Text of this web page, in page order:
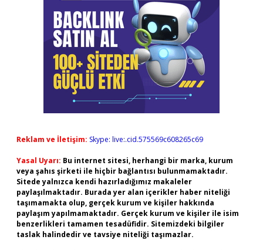
Reklam ve İletişim: Skype: live:.cid.575569c608265c69
Yasal Uyarı: Bu internet sitesi, herhangi bir marka, kurum
veya şahıs şirketi ile hiçbir bağlantısı bulunmamaktadır.
Sitede yalnızca kendi hazırladığımız makaleler
paylaşılmaktadır. Burada yer alan içerikler haber niteliği
taşımamakta olup, gerçek kurum ve kişiler hakkında
paylaşım yapılmamaktadır. Gerçek kurum ve kişiler ile isim
benzerlikleri tamamen tesadüfidir. Sitemizdeki bilgiler
taslak halindedir ve tavsiye niteliği taşımazlar.